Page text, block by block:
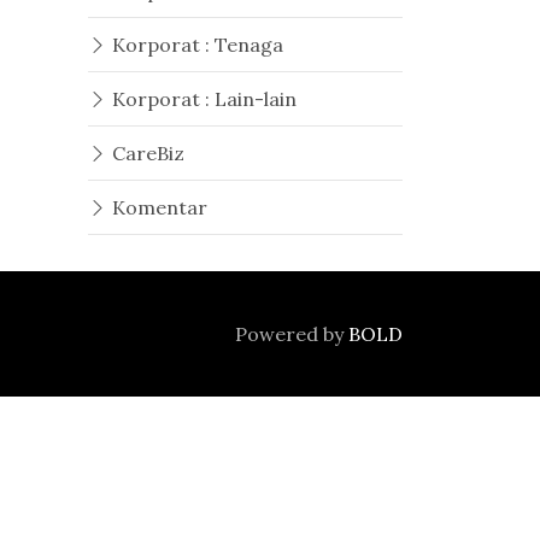
Korporat : Tenaga
Korporat : Lain-lain
CareBiz
Komentar
Powered by BOLD